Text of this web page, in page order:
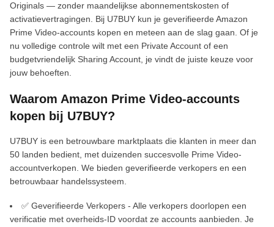
Originals — zonder maandelijkse abonnementskosten of
activatievertragingen. Bij U7BUY kun je geverifieerde Amazon
Prime Video-accounts kopen en meteen aan de slag gaan. Of je
nu volledige controle wilt met een Private Account of een
budgetvriendelijk Sharing Account, je vindt de juiste keuze voor
jouw behoeften.
Waarom Amazon Prime Video-accounts
kopen bij U7BUY?
U7BUY is een betrouwbare marktplaats die klanten in meer dan
50 landen bedient, met duizenden succesvolle Prime Video-
accountverkopen. We bieden geverifieerde verkopers en een
betrouwbaar handelssysteem.
✅ Geverifieerde Verkopers - Alle verkopers doorlopen een
verificatie met overheids-ID voordat ze accounts aanbieden. Je